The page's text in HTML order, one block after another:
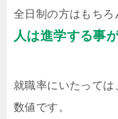
全日制の方はもちろ
人は進学する事
就職率にいたって
数値です。